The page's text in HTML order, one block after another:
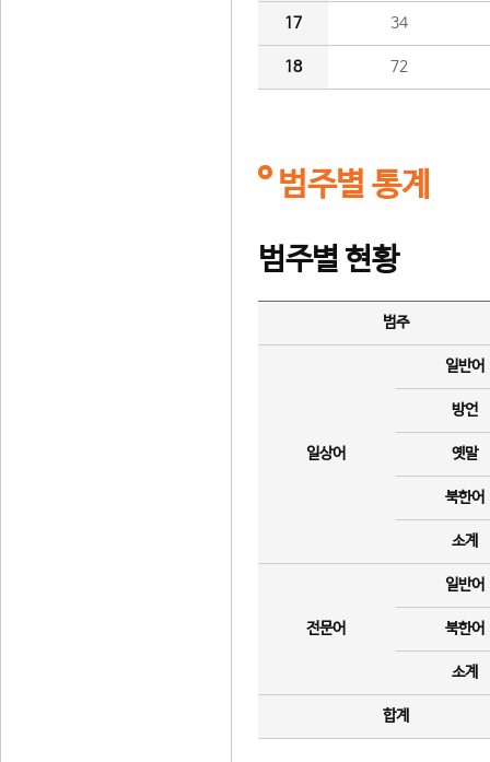
17 34
18 72
범주별 통계
범주별 현황
범주
일상어
일반어
방언
옛말
북한어
소계
전문어
일반어
북한어
소계
합계